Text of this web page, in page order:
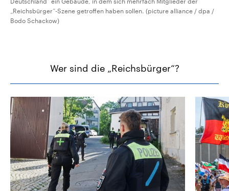
„Reichsbürger“-Szene getroffen haben sollen. (picture alliance / dpa /
Bodo Schackow)
Wer sind die „Reichsbürger“?